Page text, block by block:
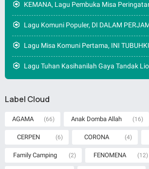
KEMANA, Lagu Pembuka Misa
Lagu Komuni Populer, DI DALAM
Lagu Misa Komuni Pertama, INI
Lagu Tuhan Kasihanilah Gaya Tandak Lio
Label Cloud
AGAMA (66) Anak Domba Allah (16)
CERPEN (6) CORONA (4)
Family Camping (2) FENOMENA (12)